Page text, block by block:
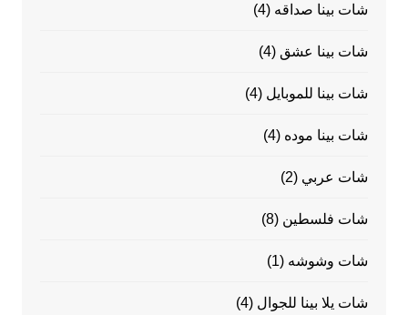
شات بينا صداقه (4)
شات بينا عشق (4)
شات بينا للموبايل (4)
شات بينا موده (4)
شات عربي (2)
شات فلسطين (8)
شات وشوشه (1)
شات يلا بينا للجوال (4)